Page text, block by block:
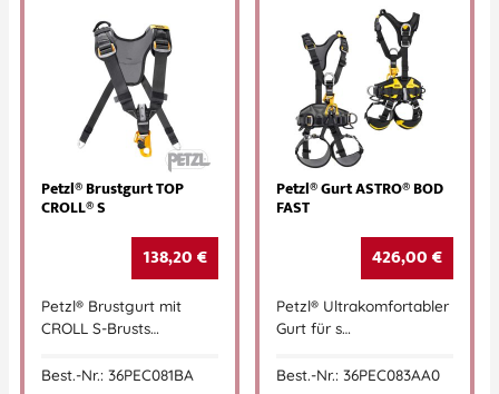
Petzl® Brustgurt TOP
CROLL® S
138,20€
Petzl® Brustgurt mit
CROLL S-Brusts…
Best.-Nr.: 36PEC081BA
Petzl® Gurt ASTRO® BOD
FAST
426,00€
Petzl® Ultrakomfortabler
Gurt für s…
Best.-Nr.: 36PEC083AA0